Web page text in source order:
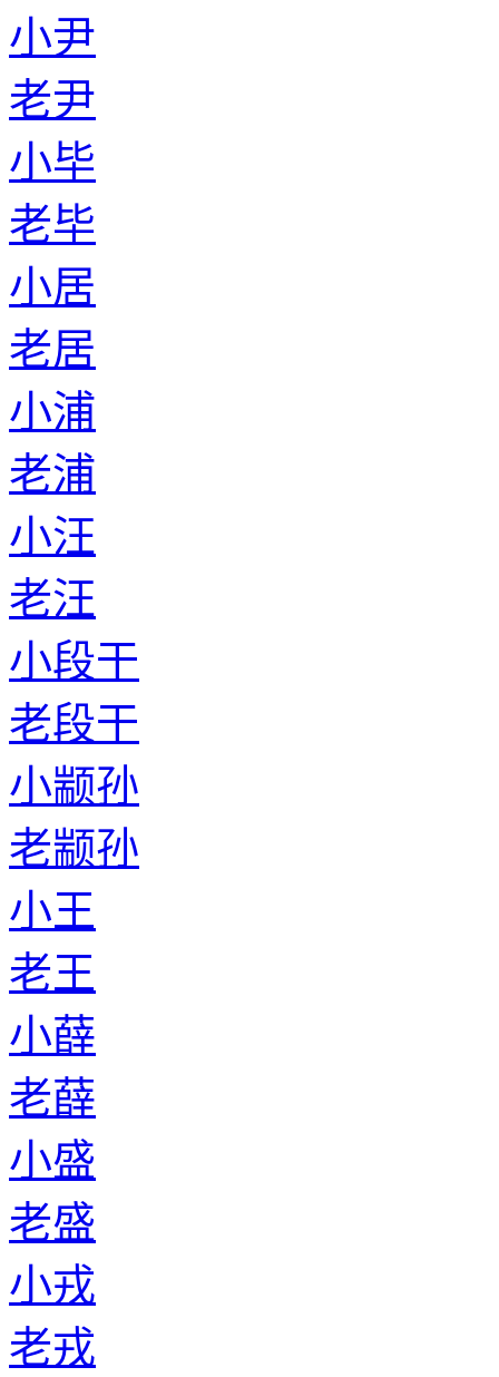
小尹
老尹
小毕
老毕
小居
老居
小浦
老浦
小汪
老汪
小段干
老段干
小颛孙
老颛孙
小王
老王
小薛
老薛
小盛
老盛
小戎
老戎